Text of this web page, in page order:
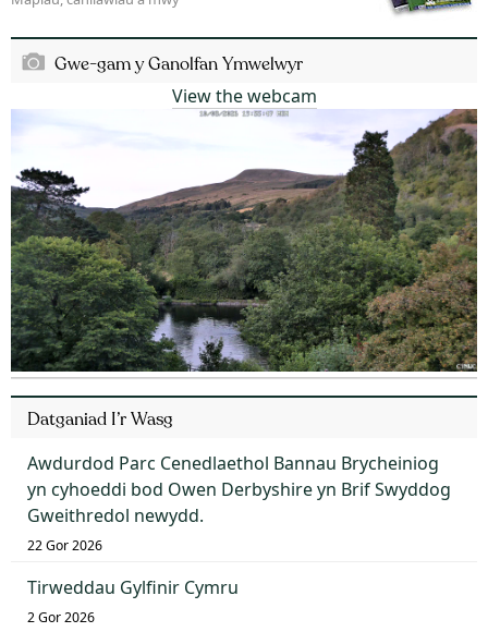
Gwe-gam y Ganolfan Ymwelwyr
View the webcam
Datganiad I’r Wasg
Awdurdod Parc Cenedlaethol Bannau Brycheiniog
yn cyhoeddi bod Owen Derbyshire yn Brif Swyddog
Gweithredol newydd.
22 Gor 2026
Tirweddau Gylfinir Cymru
2 Gor 2026